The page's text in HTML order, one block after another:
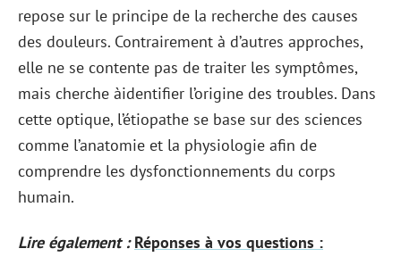
repose sur le principe de la recherche des causes
des douleurs. Contrairement à d’autres approches,
elle ne se contente pas de traiter les symptômes,
mais cherche àidentifier l’origine des troubles. Dans
cette optique, l’étiopathe se base sur des sciences
comme l’anatomie et la physiologie afin de
comprendre les dysfonctionnements du corps
humain.
Lire également : Réponses à vos questions :